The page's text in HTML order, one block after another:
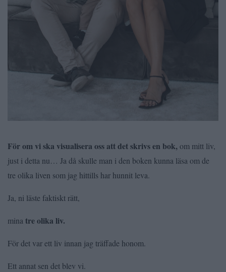
För om vi ska visualisera oss att det skrivs en bok,om mitt liv,
just i detta nu… Ja då skulle man i den boken kunna läsa om de
tre olika liven som jag hittills har hunnit leva.
Ja, ni läste faktiskt rätt,
mina tre olika liv.
För det var ett liv innan jag träffade honom.
Ett annat sen det blev vi.